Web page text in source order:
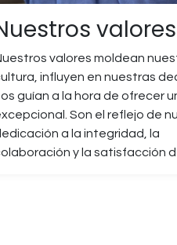
valores
valores moldean
influyen en nuestras
guían a la hora de ofrecer
Son el reflejo de
a la integridad, la
y la satisfacción